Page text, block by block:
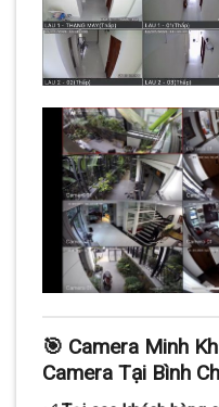
🎯 Camera Minh
Camera Tại Bình